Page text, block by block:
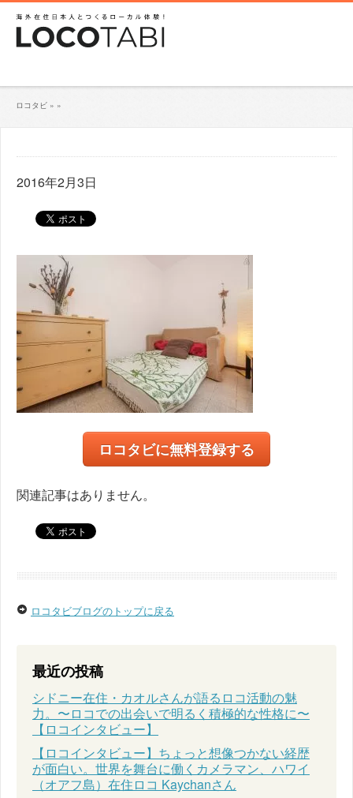
ロコタビ » »
2016年2月3日
ロコタビに無料登録する
関連記事はありません。
ロコタビブログのトップに戻る
最近の投稿
シドニー在住・カオルさんが語るロコ活動の魅
力。〜ロコでの出会いで明るく積極的な性格に〜
【ロコインタビュー】
【ロコインタビュー】ちょっと想像つかない経歴
が面白い。世界を舞台に働くカメラマン、ハワイ
（オアフ島）在住ロコ Kaychanさん